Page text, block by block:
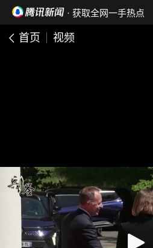
· 获取全网一手热点
首页 视频